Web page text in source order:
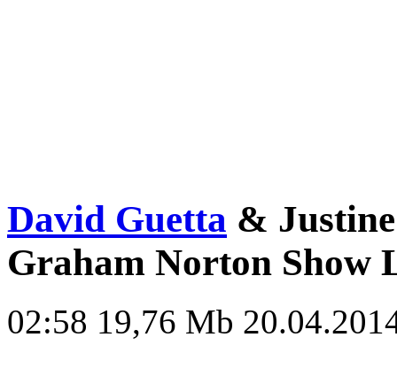
David Guetta &
Graham Norton Show
02:58 19,76 Mb